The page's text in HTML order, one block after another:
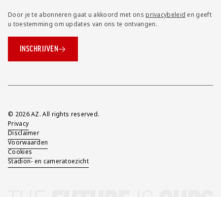
Door je te abonneren gaat u akkoord met onsprivacybeleid en geeft
u toestemming om updates van ons te ontvangen.
INSCHRIJVEN
Overig
© 2026 AZ. All rights reserved.
Privacy
Disclaimer
Voorwaarden
Cookies
Stadion- en cameratoezicht